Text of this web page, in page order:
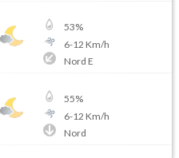
53%
6-12 Km/h
Nord E
55%
6-12 Km/h
Nord